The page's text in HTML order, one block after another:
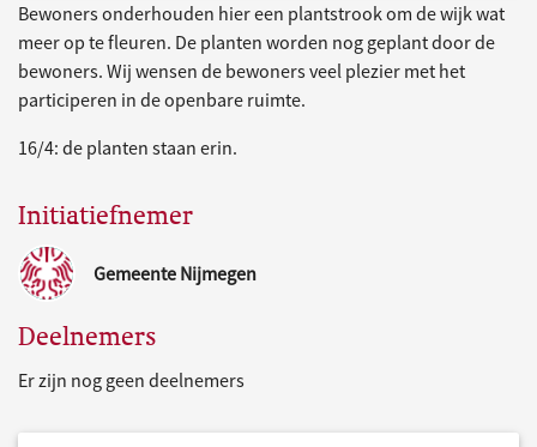
Bewoners onderhouden hier een plantstrook om de wijk wat
meer op te fleuren. De planten worden nog geplant door de
bewoners. Wij wensen de bewoners veel plezier met het
participeren in de openbare ruimte.
16/4: de planten staan erin.
Initiatiefnemer
Gemeente Nijmegen
Deelnemers
Er zijn nog geen deelnemers